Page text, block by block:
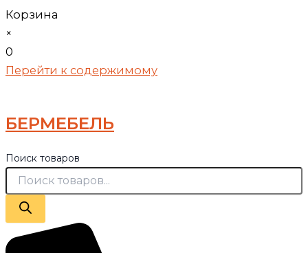
Корзина
×
0
Перейти к содержимому
БЕРМЕБЕЛЬ
Поиск товаров